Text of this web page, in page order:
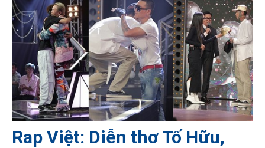
Rap Việt: Diễn thơ Tố Hữu,